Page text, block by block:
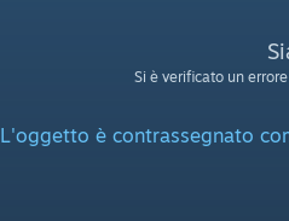
Si è verificato un
L'oggetto è contrassegnato